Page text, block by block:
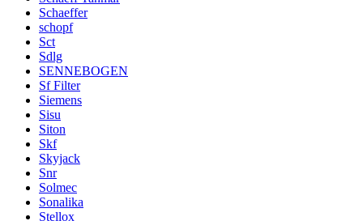
Schaeffer
schopf
Sct
Sdlg
SENNEBOGEN
Sf Filter
Siemens
Sisu
Siton
Skf
Skyjack
Snr
Solmec
Sonalika
Stellox